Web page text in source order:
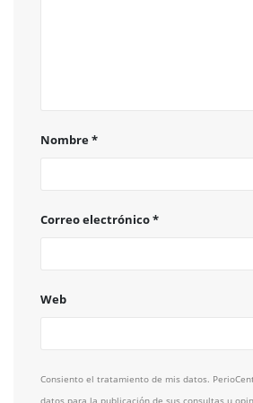
Nombre*
Correo electrónico*
Web
Consiento el tratamiento de mis datos.
datos para la publicación de sus consultas u